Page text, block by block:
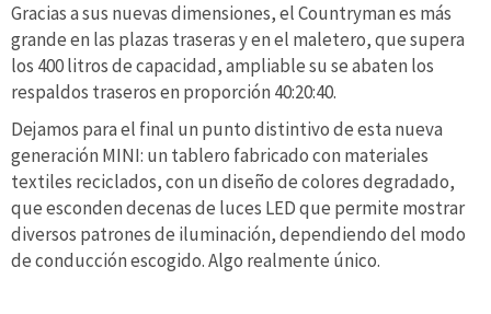
Gracias a sus nuevas dimensiones, el Countryman es más
grande en las plazas traseras y en el maletero, que supera
los 400 litros de capacidad, ampliable su se abaten los
respaldos traseros en proporción 40:20:40.
Dejamos para el final un punto distintivo de esta nueva
generación MINI: un tablero fabricado con materiales
textiles reciclados, con un diseño de colores degradado,
que esconden decenas de luces LED que permite mostrar
diversos patrones de iluminación, dependiendo del modo
de conducción escogido. Algo realmente único.